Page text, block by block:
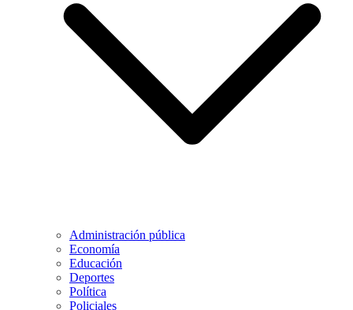
Administración pública
Economía
Educación
Deportes
Política
Policiales